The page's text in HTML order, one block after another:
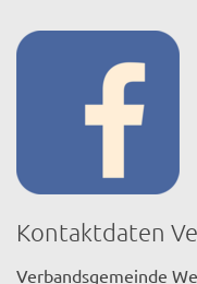
Kontaktdaten
Verbandsgemeinde